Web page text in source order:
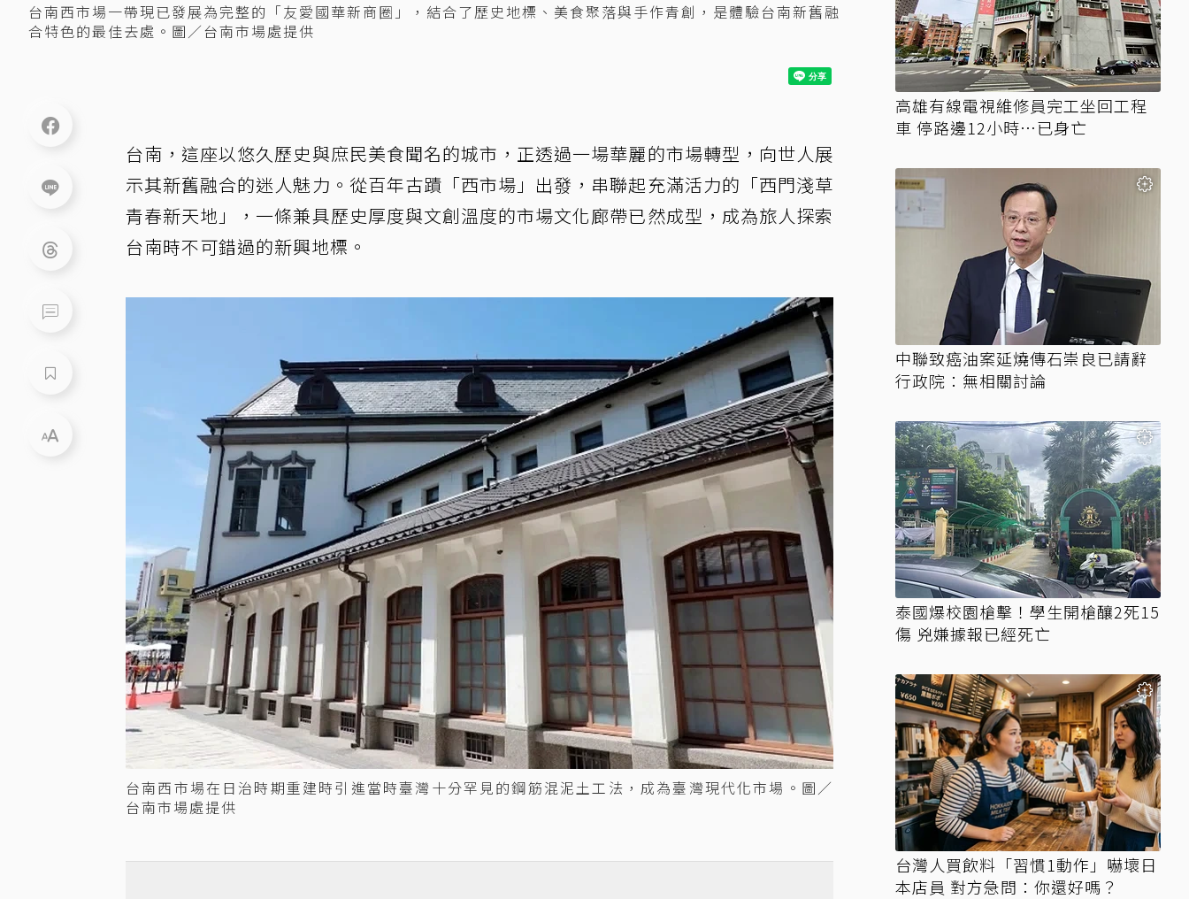
台南西市場一帶現已發展為完整的「友愛國華新商圈」，結合了歷史地標、美食聚落與手作青創，是體驗台南新舊融
合特色的最佳去處。圖／台南市場處提供
台南，這座以悠久歷史與庶民美食聞名的城市，正透過一場華麗的市場轉型，向世人展
示其新舊融合的迷人魅力。從百年古蹟「西市場」出發，串聯起充滿活力的「西門淺草
青春新天地」，一條兼具歷史厚度與文創溫度的市場文化廊帶已然成型，成為旅人探索
台南時不可錯過的新興地標。
台南西市場在日治時期重建時引進當時臺灣十分罕見的鋼筋混泥土工法，成為臺灣現代化市場。圖／
台南市場處提供
高雄有線電視維修員完工坐回工程
車 停路邊12小時…已身亡
中聯致癌油案延燒傳石崇良已請辭
行政院：無相關討論
泰國爆校園槍擊！學生開槍釀2死15
傷 兇嫌據報已經死亡
台灣人買飲料「習慣1動作」嚇壞日
本店員 對方急問：你還好嗎？